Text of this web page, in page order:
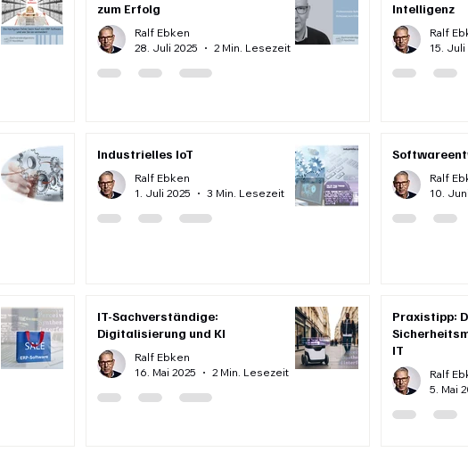
zum Erfolg
Ralf Ebken
28. Juli 2025
2 Min. Lesezeit
Intelligenz
Ralf
15. Juli
Industrielles IoT
Ralf Ebken
1. Juli 2025
3 Min. Lesezeit
Ralf
10.
IT-Sachverständige:
Digitalisierung und KI
Ralf Ebken
16. Mai 2025
2 Min. Lesezeit
Praxistipp:
IT
Ralf
5. Mai